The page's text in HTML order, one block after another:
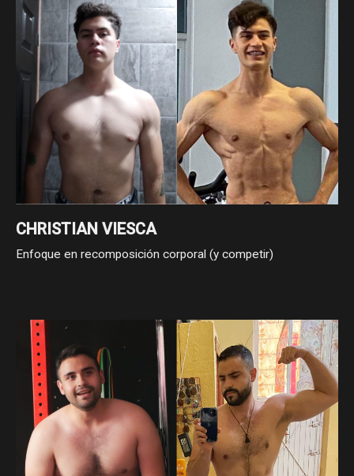
CHRISTIAN VIESCA
Enfoque en recomposición corporal (y competir)